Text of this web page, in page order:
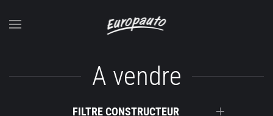
Accéder au contenu principal
A vendre
FILTRE CONSTRUCTEUR